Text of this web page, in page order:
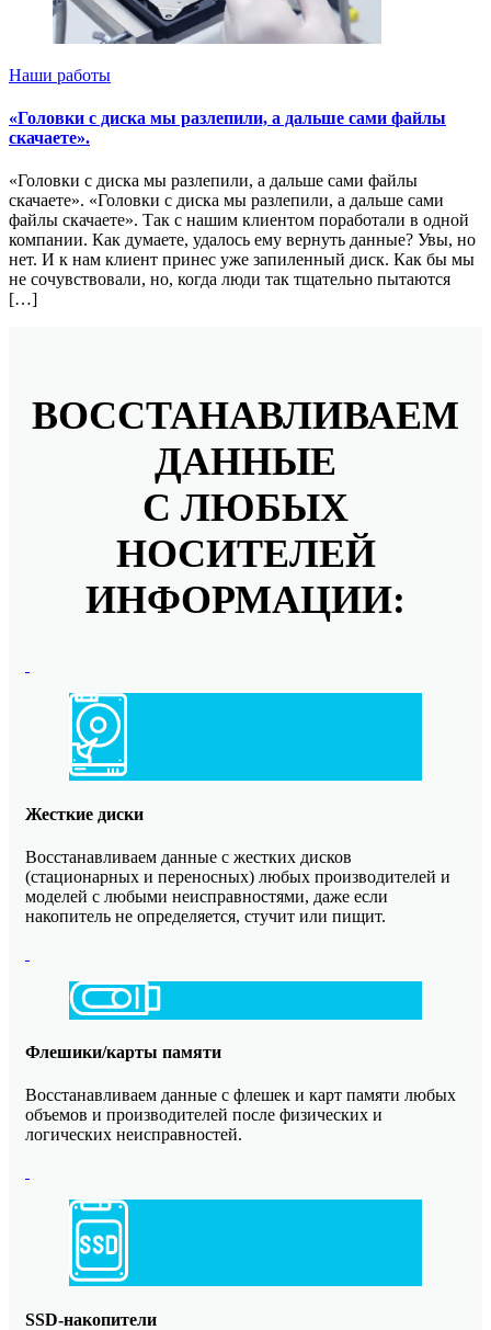
Наши работы
«Головки с диска мы разлепили, а дальше сами файлы
скачаете».
«Головки с диска мы разлепили, а дальше сами файлы
скачаете». «Головки с диска мы разлепили, а дальше сами
файлы скачаете». Так с нашим клиентом поработали в одной
компании. Как думаете, удалось ему вернуть данные? Увы, но
нет. И к нам клиент принес уже запиленный диск. Как бы мы
не сочувствовали, но, когда люди так тщательно пытаются
[…]
ВОССТАНАВЛИВАЕМ
ДАННЫЕ
С ЛЮБЫХ
НОСИТЕЛЕЙ
ИНФОРМАЦИИ:
Жесткие диски
Восстанавливаем данные с жестких дисков
(стационарных и переносных) любых производителей и
моделей с любыми неисправностями, даже если
накопитель не определяется, стучит или пищит.
Флешики/карты памяти
Восстанавливаем данные с флешек и карт памяти любых
объемов и производителей после физических и
логических неисправностей.
SSD-накопители